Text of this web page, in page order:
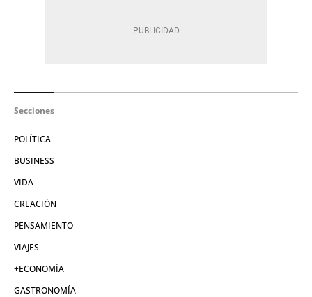
Secciones
POLÍTICA
BUSINESS
VIDA
CREACIÓN
PENSAMIENTO
VIAJES
+ECONOMÍA
GASTRONOMÍA